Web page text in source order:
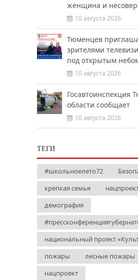
женщина и
10 августа 2026
Тюменцев
зрителями
под открытым
10 августа 2026
Госавтоинспекция
области сообщает
10 августа 2026
ТЕГИ
#школьноелето72
крепкая семья
демография
национальный проект
пожары
лесные пожары
нацпроект